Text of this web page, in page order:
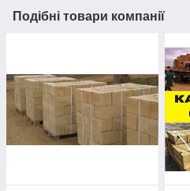
Подібні товари компанії